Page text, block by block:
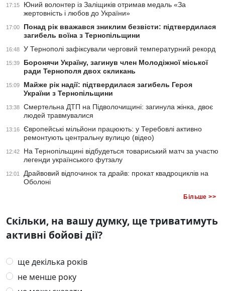
17:15
Юний волонтер із Заліщиків отримав медаль «За
жертовність і любов до України»
17:00
Понад рік вважався зниклим безвісти: підтвердилася
загибель воїна з Тернопільщини
16:48 У Тернополі зафіксували черговий температурний рекорд
15:39
Боронячи Україну, загинув член Молодіжної міської
ради Тернополя двох скликань
15:09
Майже рік надії: підтвердилася загибель Героя
України з Тернопільщини
13:38
Смертельна ДТП на Підволочищині: загинула жінка, двоє
людей травмувалися
13:16
Європейські мільйони працюють: у Теребовлі активно
ремонтують центральну вулицю (відео)
12:42
На Тернопільщині відбудеться товариський матч за участю
легенди українського футзалу
12:01
Драйвовий відпочинок та драйв: прокат квадроциклів на
Оболоні
Більше >>
Скільки, на вашу думку, ще триватимуть
активні бойові дії?
ще декілька років
не менше року